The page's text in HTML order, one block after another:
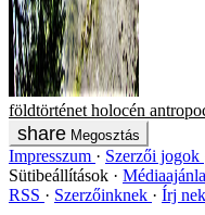
földtörténet holocén
Megosztás
Impresszum Szerzői jogok
Sütibeállítások
RSS
Szerzőinknek Írj